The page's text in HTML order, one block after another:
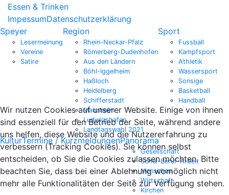
Essen & Trinken
ImpessumDatenschutzerklärung
Speyer
Lesermeinung
Vereine
Satire
Region
Rhein-Neckar-Pfalz
Römerberg-Dudenhofen
Aus den Ländern
Böhl-Iggelheim
Haßloch
Heidelberg
Schifferstadt
Mannheim
Ludwigshafen
Landtagswahl 2021
Sport
Fussball
Kampfsport
Athletik
Wassersport
Sonsige
Basketball
Handball
KulturTermine / KurzmeldungenPanorama
Gesellschaft
Schul-Beruf-Arbeit
Menschen
Wirtschaft
Kirchen
Wir nutzen Cookies auf unserer Website. Einige von ihnen
sind essenziell für den Betrieb der Seite, während andere
uns helfen, diese Website und die Nutzererfahrung zu
verbessern (Tracking Cookies). Sie können selbst
entscheiden, ob Sie die Cookies zulassen möchten. Bitte
beachten Sie, dass bei einer Ablehnung womöglich nicht
mehr alle Funktionalitäten der Seite zur Verfügung stehen.